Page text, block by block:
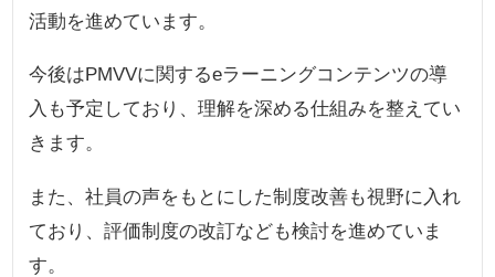
活動を進めています。
今後はPMVVに関するeラーニングコンテンツの導
入も予定しており、理解を深める仕組みを整えてい
きます。
また、社員の声をもとにした制度改善も視野に入れ
ており、評価制度の改訂なども検討を進めていま
す。